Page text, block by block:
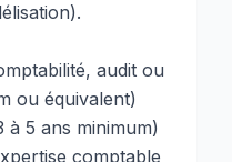
audit ou
ou équivalent)
5 ans minimum)
comptable